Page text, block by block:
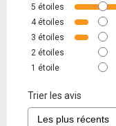
5 étoiles
4 étoiles
3 étoiles
2 étoiles
1 étoile
Trier les avis